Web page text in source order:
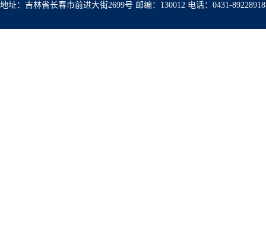
地址：吉林省长春市前进大街2699号 邮编：130012 电话：0431-89228918